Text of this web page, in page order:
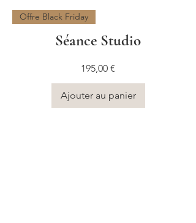
Offre Black Friday
Séance Studio
Prix
195,00 €
Ajouter au panier